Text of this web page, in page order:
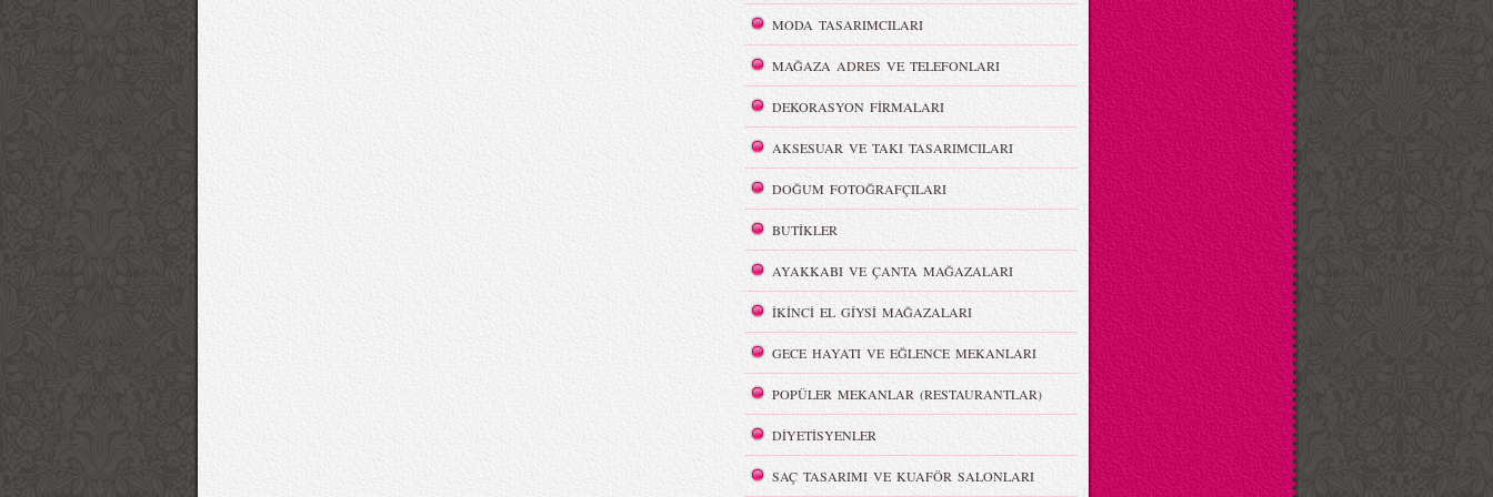
MODA TASARIMCILARI
MAĞAZA ADRES VE TELEFONLARI
DEKORASYON FİRMALARI
AKSESUAR VE TAKI TASARIMCILARI
DOĞUM FOTOĞRAFÇILARI
BUTİKLER
AYAKKABI VE ÇANTA MAĞAZALARI
İKİNCİ EL GİYSİ MAĞAZALARI
GECE HAYATI VE EĞLENCE MEKANLARI
POPÜLER MEKANLAR (RESTAURANTLAR)
DİYETİSYENLER
SAÇ TASARIMI VE KUAFÖR SALONLARI